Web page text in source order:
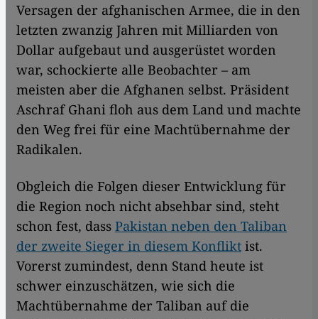
Versagen der afghanischen Armee, die in den
letzten zwanzig Jahren mit Milliarden von
Dollar aufgebaut und ausgerüstet worden
war, schockierte alle Beobachter – am
meisten aber die Afghanen selbst. Präsident
Aschraf Ghani floh aus dem Land und machte
den Weg frei für eine Machtübernahme der
Radikalen.
Obgleich die Folgen dieser Entwicklung für
die Region noch nicht absehbar sind, steht
schon fest, dass Pakistan neben den Taliban
der zweite Sieger in diesem Konflikt ist.
Vorerst zumindest, denn Stand heute ist
schwer einzuschätzen, wie sich die
Machtübernahme der Taliban auf die